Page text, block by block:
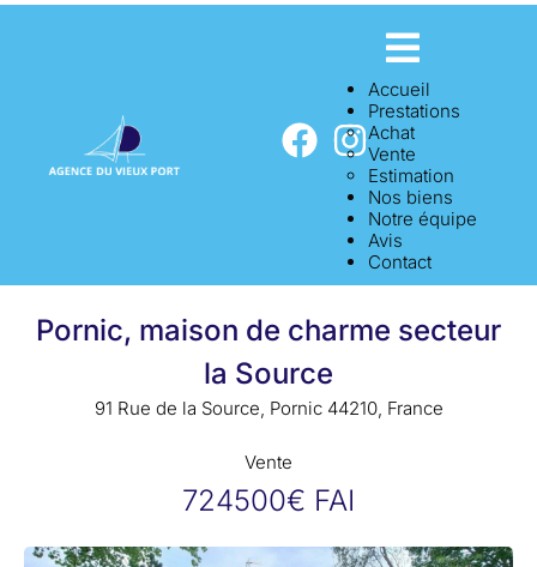
Accueil
Prestations
Achat
Vente
Estimation
Nos biens
Notre équipe
Avis
Contact
Pornic, maison de charme secteur
la Source
91 Rue de la Source, Pornic 44210, France
Vente
724500€ FAI